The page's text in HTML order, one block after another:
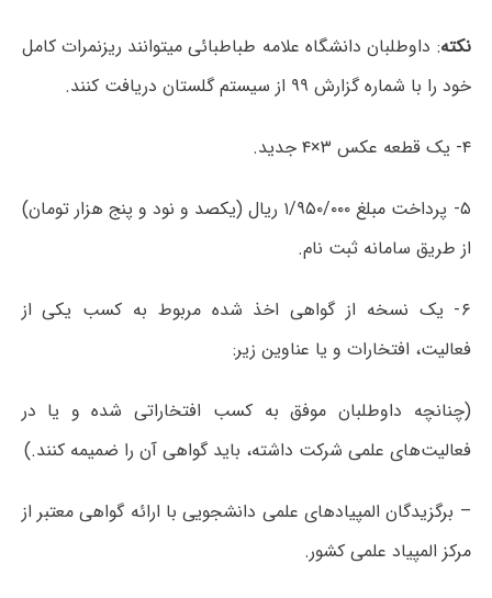
نکته: داوطلبان دانشگاه علامه طباطبائی میتوانند ریزنمرات کامل
خود را با شماره گزارش ۹۹ از سیستم گلستان دریافت کنند.
۴- یک قطعه عکس ۳×۴ جدید.
۵- پرداخت مبلغ ۱/۹۵۰/۰۰۰ ریال (یکصد و نود و پنج هزار تومان)
از طریق سامانه ثبت نام.
۶- یک نسخه از گواهی اخذ شده مربوط به کسب یکی از
فعالیت، افتخارات و یا عناوین زیر:
(چنانچه داوطلبان موفق به کسب افتخاراتی شده و یا در
فعالیت‌های علمی شرکت داشته، باید گواهی آن را ضمیمه کنند.)
– برگزیدگان المپیادهای علمی دانشجویی با ارائه گواهی معتبر از
مرکز المپیاد علمی کشور.